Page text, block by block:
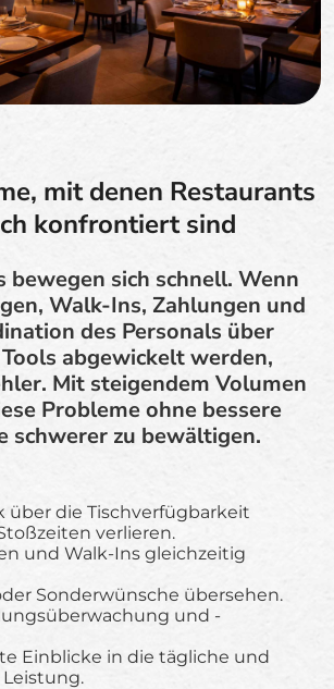
mit denen Restaurants
konfrontiert sind
bewegen sich schnell. Wenn
Walk-Ins, Zahlungen und
des Personals über
abgewickelt werden,
Mit steigendem Volumen
Probleme ohne bessere
schwerer zu bewältigen.
über die Tischverfügbarkeit
verlieren.
und Walk-Ins gleichzeitig
Sonderwünsche übersehen.
und -
Einblicke in die tägliche und